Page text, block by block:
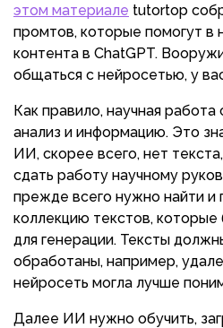
этом материале tutortop
промтов, которые помогут в
контента в ChatGPT.
общаться с нейросетью, у
Как правило, научная
анализ и информацию. Это
ИИ, скорее всего, нет
сдать работу научному
прежде всего нужно найти и
коллекцию текстов, которые
для генерации. Тексты
обработаны, например,
нейросеть могла лучше
Далее ИИ нужно обучить,